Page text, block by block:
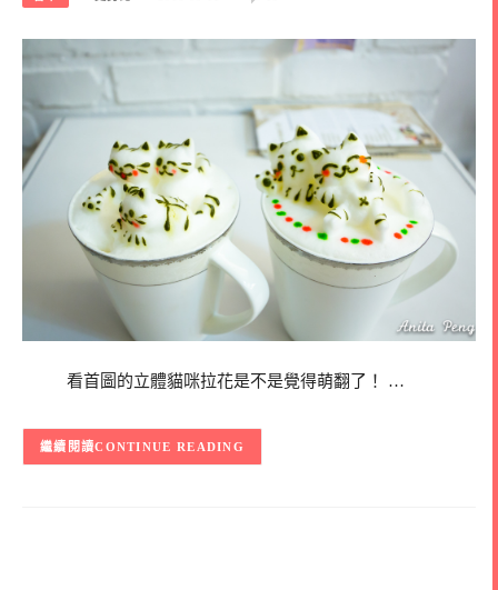
看首圖的立體貓咪拉花是不是覺得萌翻了！ …
CONTINUE READING